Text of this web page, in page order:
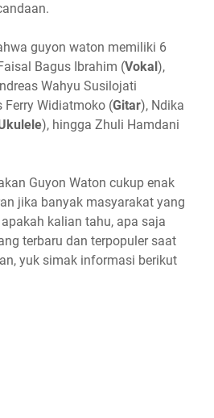
guyon waton memiliki 6
Bagus Ibrahim (Vokal),
Wahyu Susilojati
Ferry Widiatmoko (Gitar), Ndika
), hingga Zhuli Hamdani
Guyon Waton cukup enak
jika banyak masyarakat yang
kalian tahu, apa saja
terbaru dan terpopuler saat
yuk simak informasi berikut